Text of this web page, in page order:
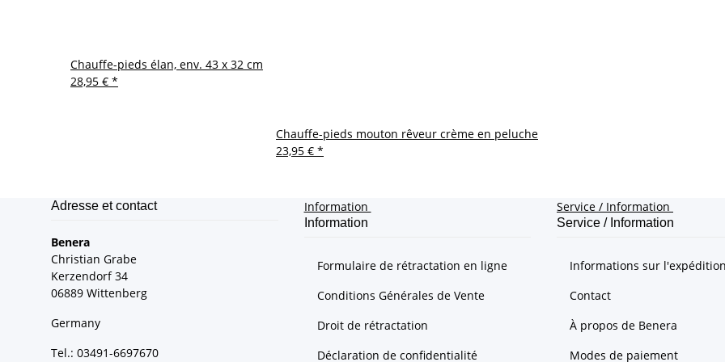
Chauffe-pieds élan, env. 43 x 32 cm
28,95 € *
Chauffe-pieds mouton rêveur crème en peluche
23,95 € *
Adresse et contact
Benera
Christian Grabe
Kerzendorf 34
06889 Wittenberg
Germany
Tel.: 03491-6697670
Information
Information
Formulaire de rétractation en ligne
Conditions Générales de Vente
Droit de rétractation
Déclaration de confidentialité
Service / Information
Service / Information
Informations sur
Contact
À propos de Benera
Modes de paiement